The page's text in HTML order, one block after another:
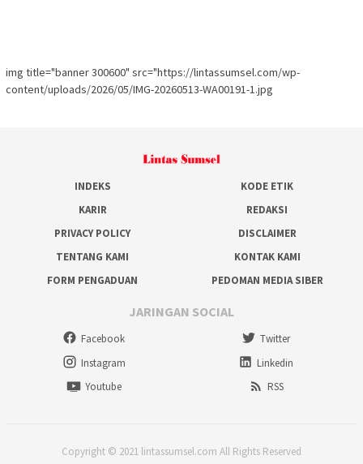
img title="banner 300600" src="https://lintassumsel.com/wp-
content/uploads/2026/05/IMG-20260513-WA00191-1.jpg
INDEKS
KODE ETIK
KARIR
REDAKSI
PRIVACY POLICY
DISCLAIMER
TENTANG KAMI
KONTAK KAMI
FORM PENGADUAN
PEDOMAN MEDIA SIBER
JARINGAN SOCIAL
Facebook
Twitter
Instagram
Linkedin
Youtube
RSS
Copyright © 2021 lintassumsel.com All Rights Reserved